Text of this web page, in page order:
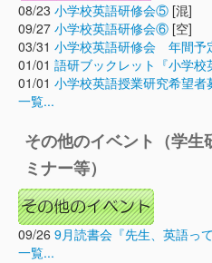
08/23 小学校英語研修会⑤ [混]
09/27 小学校英語研修会⑥ [空]
03/31 小学校英語研修会 年間予
01/01 語研ブックレット『小学校
01/01 小学校英語授業研究希望者
一覧...
その他のイベント（学生
ミナー等）
09/26 9月読書会『先生、英語っ
一覧...